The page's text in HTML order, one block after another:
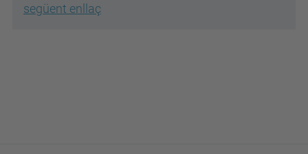
següent enllaç